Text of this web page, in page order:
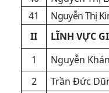
41
Nguyễn Thị
II
LĨNH VỰC
1
Nguyễn
2 Trần Đức